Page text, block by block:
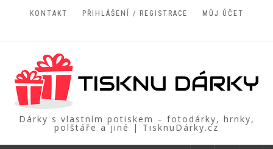
KONTAKT PŘIHLÁŠENÍ / REGISTRACE MŮJ ÚČET
Dárky s vlastním potiskem – fotodárky, hrnky,
polštáře a jiné | TisknuDárky.cz